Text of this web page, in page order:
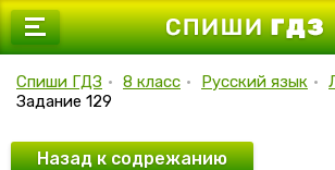
7 класс
9 класс
10 класс
Спиши ГДЗ • 8 класс • Русский язык •
Задание 129
Назад к содрежанию